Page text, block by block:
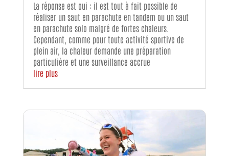
La réponse est oui : il est tout à fait possible de
réaliser un saut en parachute en tandem ou un saut
en parachute solo malgré de fortes chaleurs.
Cependant, comme pour toute activité sportive de
plein air, la chaleur demande une préparation
particulière et une surveillance accrue
lire plus